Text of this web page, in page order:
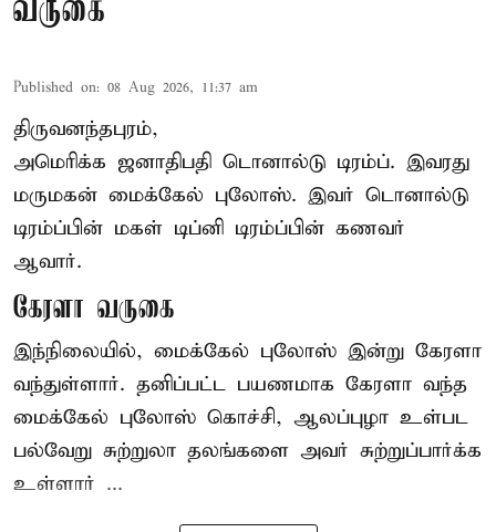
வருகை
Published on: 08 Aug 2026, 11:37 am
திருவனந்தபுரம்,
அமெரிக்க ஜனாதிபதி டொனால்டு டிரம்ப். இவரது
மருமகன் மைக்கேல் புலோஸ். இவர் டொனால்டு
டிரம்ப்பின் மகள் டிப்னி டிரம்ப்பின் கணவர்
ஆவார்.
கேரளா வருகை
இந்நிலையில், மைக்கேல் புலோஸ் இன்று கேரளா
வந்துள்ளார். தனிப்பட்ட பயணமாக கேரளா வந்த
மைக்கேல் புலோஸ் கொச்சி, ஆலப்புழா உள்பட
பல்வேறு சுற்றுலா தலங்களை அவர் சுற்றுப்பார்க்க
உள்ளார் ...